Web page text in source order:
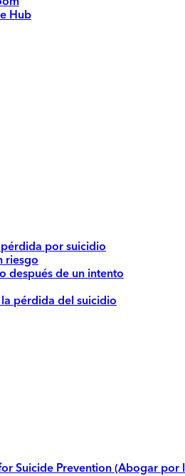
Hub
por suicidio
riesgo
después de un intento
pérdida del suicidio
Suicide Prevention (Abogar por